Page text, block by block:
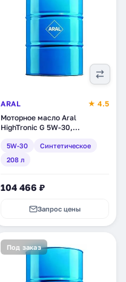
ARAL
★ 4.5
Моторное масло Aral
HighTronic G 5W-30,
(103400000)
5W-30
Синтетическое
208 л
104 466 ₽
Запрос цены
Под заказ